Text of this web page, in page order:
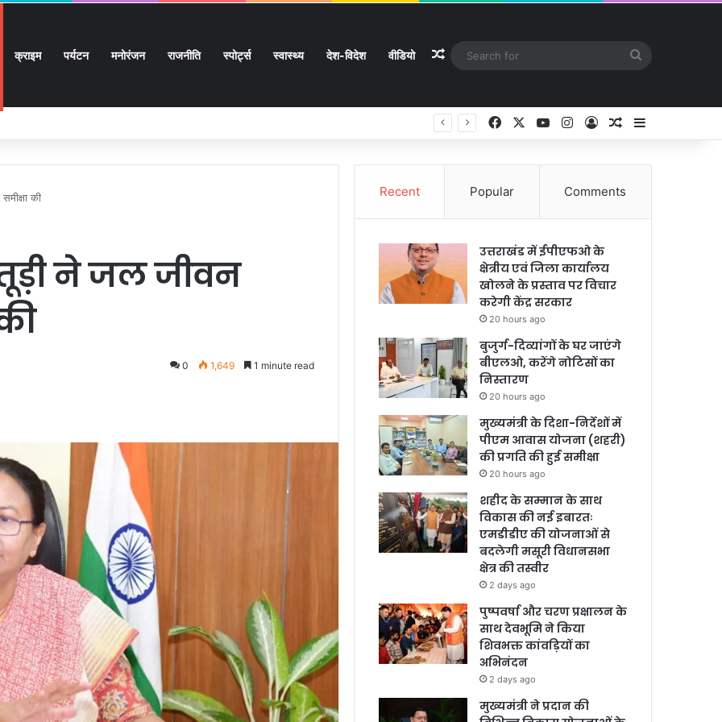
क्राइम पर्यटन मनोरंजन राजनीति स्पोर्ट्स स्वास्थ्य देश-विदेश वीडियो Random Article
घर जाएंगे बीएलओ, करेंगे नोटिसों का निस्तारण Facebook YouTubeInstagram
Log InRandom Article
की
ने जल जीवन
0 1,649 1 minute read
Recent Popular Comments
उत्तराखंड में ईपीएफओ के
क्षेत्रीय एवं जिला कार्यालय
खोलने के प्रस्ताव पर विचार
करेगी केंद्र सरकार
20 hours ago
बुजुर्ग-दिव्यांगों के घर जाएंगे
बीएलओ, करेंगे नोटिसों का
निस्तारण
20 hours ago
मुख्यमंत्री के दिशा-निर्देशों में
पीएम आवास योजना (शहरी)
की प्रगति की हुई समीक्षा
20 hours ago
शहीद के सम्मान के साथ
विकास की नई इबारतः
एमडीडीए की योजनाओं से
बदलेगी मसूरी विधानसभा
क्षेत्र की तस्वीर
2 days ago
पुष्पवर्षा और चरण प्रक्षालन के
साथ देवभूमि ने किया
शिवभक्त कांवड़ियों का
अभिनंदन
2 days ago
मुख्यमंत्री ने प्रदान की